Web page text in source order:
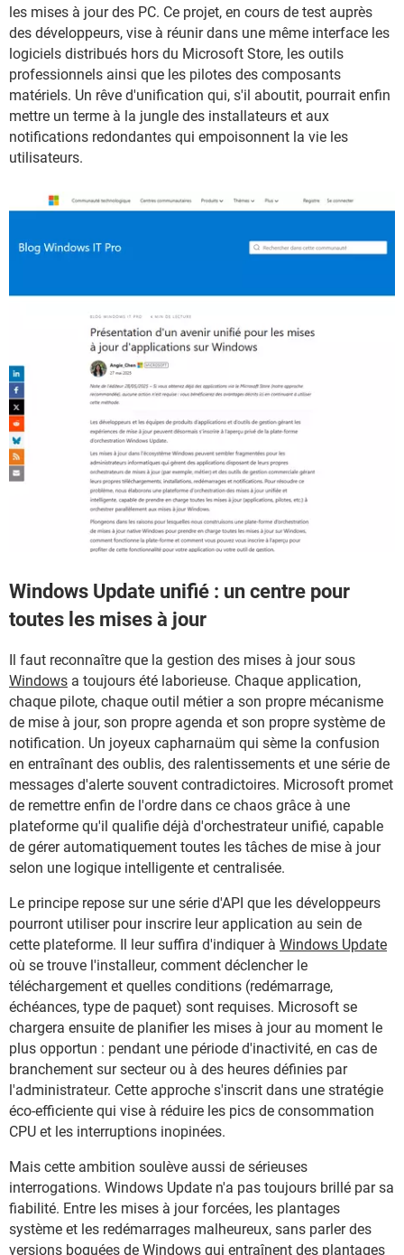
les mises à jour des PC. Ce projet, en cours de test auprès
des développeurs, vise à réunir dans une même interface les
logiciels distribués hors du Microsoft Store, les outils
professionnels ainsi que les pilotes des composants
matériels. Un rêve d'unification qui, s'il aboutit, pourrait enfin
mettre un terme à la jungle des installateurs et aux
notifications redondantes qui empoisonnent la vie les
utilisateurs.
Windows Update unifié : un centre pour
toutes les mises à jour
Il faut reconnaître que la gestion des mises à jour sous
Windows a toujours été laborieuse. Chaque application,
chaque pilote, chaque outil métier a son propre mécanisme
de mise à jour, son propre agenda et son propre système de
notification. Un joyeux capharnaüm qui sème la confusion
en entraînant des oublis, des ralentissements et une série de
messages d'alerte souvent contradictoires. Microsoft promet
de remettre enfin de l'ordre dans ce chaos grâce à une
plateforme qu'il qualifie déjà d'orchestrateur unifié, capable
de gérer automatiquement toutes les tâches de mise à jour
selon une logique intelligente et centralisée.
Le principe repose sur une série d'API que les développeurs
pourront utiliser pour inscrire leur application au sein de
cette plateforme. Il leur suffira d'indiquer à Windows Update
où se trouve l'installeur, comment déclencher le
téléchargement et quelles conditions (redémarrage,
échéances, type de paquet) sont requises. Microsoft se
chargera ensuite de planifier les mises à jour au moment le
plus opportun : pendant une période d'inactivité, en cas de
branchement sur secteur ou à des heures définies par
l'administrateur. Cette approche s'inscrit dans une stratégie
éco-efficiente qui vise à réduire les pics de consommation
CPU et les interruptions inopinées.
Mais cette ambition soulève aussi de sérieuses
interrogations. Windows Update n'a pas toujours brillé par sa
fiabilité. Entre les mises à jour forcées, les plantages
système et les redémarrages malheureux, sans parler des
versions boguées de Windows qui entraînent des plantages